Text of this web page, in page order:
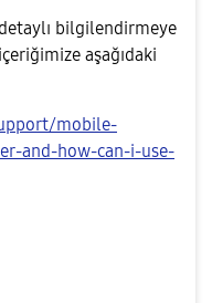
bilgilendirmeye
aşağıdaki
mobile-
and-how-can-i-use-